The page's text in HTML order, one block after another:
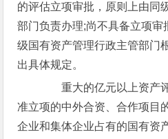
的评估立项审批，原则上由同
部门负责办理;尚不具备立项审
级国有资产管理行政主管部门
出具体规定。
重大的亿元以上资产
准立项的中外合资、合作项目
企业和集体企业占有的国有资